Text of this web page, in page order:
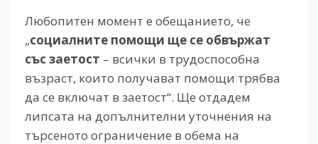
Любопитен момент е обещанието, че
„социалните помощи ще се обвържат
със заетост – всички в трудоспособна
възраст, които получават помощи трябва
да се включат в заетост“. Ще отдадем
липсата на допълнителни уточнения на
търсеното ограничение в обема на